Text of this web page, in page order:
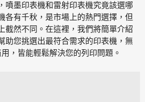
噴墨印表機和雷射印表機究竟該選哪
各有千秋，是市場上的熱門選擇，但
截然不同。在這裡，我們將簡單介紹
助您挑選出最符合需求的印表機，無
，皆能輕鬆解決您的列印問題。